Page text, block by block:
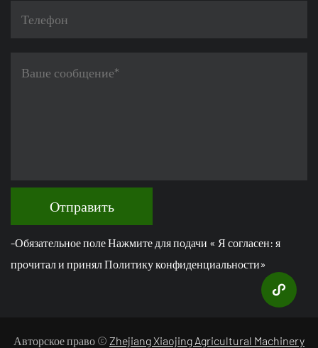
Отправить
-Обязательное поле Нажмите для подачи « Я согласен: я
прочитал и принял Политику конфиденциальности»
Авторское право © Zhejiang Xiaojing Agricultural Machinery